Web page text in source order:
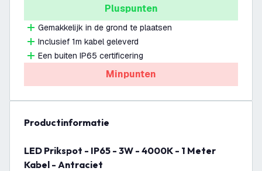
Pluspunten
Gemakkelijk in de grond te plaatsen
Inclusief 1m kabel geleverd
Een buiten IP65 certificering
Minpunten
productinformatie
LED Prikspot - IP65 - 3W - 4000K - 1 Meter
Kabel - Antraciet